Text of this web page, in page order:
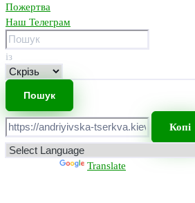
Пожертва
Наш Телеграм
із
Копі
Translate